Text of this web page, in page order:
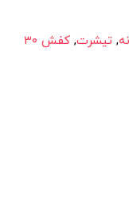
,تیشرت,کفش 30